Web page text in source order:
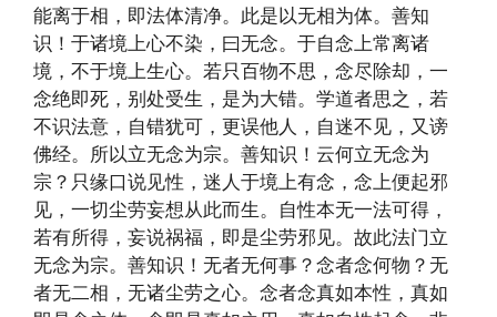
能离于相，即法体清净。此是以无相为体。善知
识！于诸境上心不染，曰无念。于自念上常离诸
境，不于境上生心。若只百物不思，念尽除却，一
念绝即死，别处受生，是为大错。学道者思之，若
不识法意，自错犹可，更误他人，自迷不见，又谤
佛经。所以立无念为宗。善知识！云何立无念为
宗？只缘口说见性，迷人于境上有念，念上便起邪
见，一切尘劳妄想从此而生。自性本无一法可得，
若有所得，妄说祸福，即是尘劳邪见。故此法门立
无念为宗。善知识！无者无何事？念者念何物？无
者无二相，无诸尘劳之心。念者念真如本性，真如